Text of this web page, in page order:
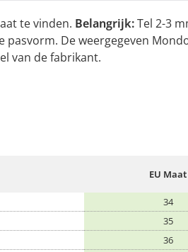
te vinden. Belangrijk:Tel 2-3
De weergegeven
van de fabrikant.
EU Maat
34
35
36